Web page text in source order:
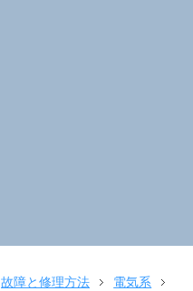
故障と修理方法
電気系